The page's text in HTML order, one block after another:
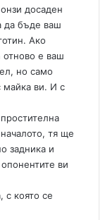
досаден
да бъде ваш
Ако
отново е ваш
но само
майка ви. И с
тя ще
задника и
ви
с която се